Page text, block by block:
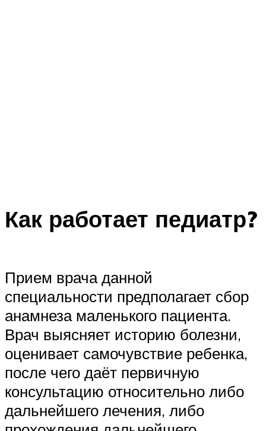
Как работает педиатр?
Прием врача данной
специальности предполагает сбор
анамнеза маленького пациента.
Врач выясняет историю болезни,
оценивает самочувствие ребенка,
после чего даёт первичную
консультацию относительно либо
дальнейшего лечения, либо